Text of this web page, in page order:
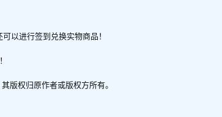
以进行签到兑换实物商品！
版权归原作者或版权方所有。